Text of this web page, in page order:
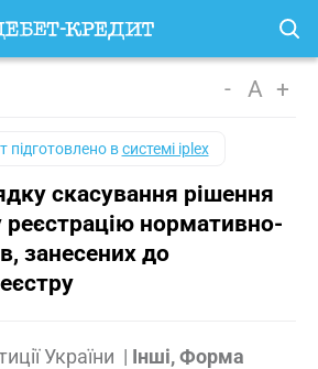
- A +
підготовлено всистемі iplex
скасування рішення
нормативно-
занесених до
України | Інші, Форма